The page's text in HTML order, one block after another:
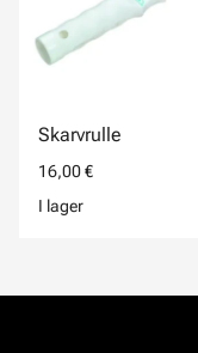
Skarvrulle
16,00 €
I lager